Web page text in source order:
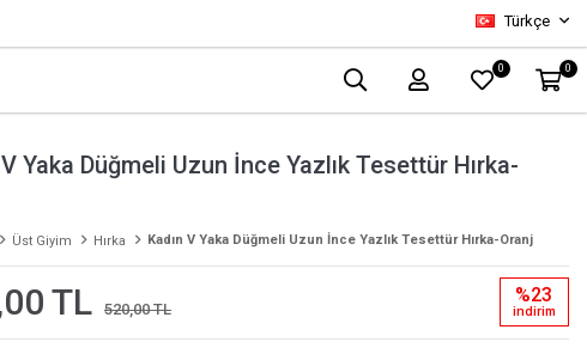
Türkçe
0 0
V Yaka Düğmeli Uzun İnce Yazlık Tesettür Hırka-
Üst Giyim Hırka Kadın V Yaka Düğmeli Uzun İnce Yazlık Tesettür Hırka-Oranj
TL 520,00 TL
%23
i̇ndi̇ri̇m